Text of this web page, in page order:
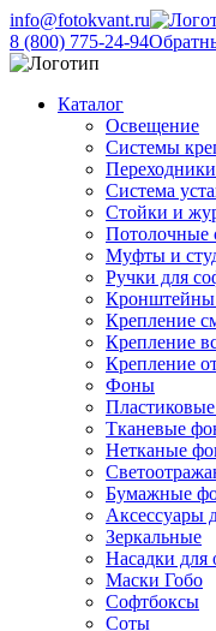
info@fotokvant.ru
8 (800) 775-24-94
Каталог
Освещение
Системы
Система
Стойки и
Потолочные
Муфты и
Ручки для
Кронштейны
Крепление
Крепление
Крепление
Фоны
Тканевые
Нетканые
Бумажные
Аксессуары
Зеркальные
Насадки для
Маски Гобо
Софтбоксы
Соты